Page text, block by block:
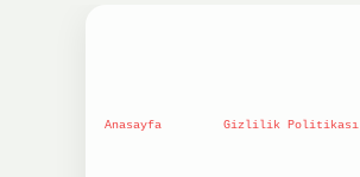
Anasayfa Gizlilik Politikası